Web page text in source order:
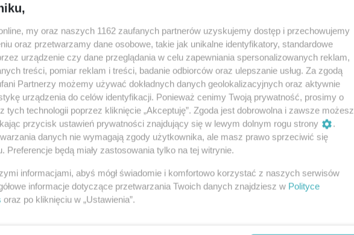
my oraz naszych 1162 zaufanych partnerów uzyskujemy dostęp i przechowujemy
oraz przetwarzamy dane osobowe, takie jak unikalne identyfikatory, standardowe
urządzenie czy dane przeglądania w celu zapewniania spersonalizowanych reklam,
treści, pomiar reklam i treści, badanie odbiorców oraz ulepszanie usług. Za zgodą
Partnerzy możemy używać dokładnych danych geolokalizacyjnych oraz aktywnie
urządzenia do celów identyfikacji. Ponieważ cenimy Twoją prywatność, prosimy o
tych technologii poprzez kliknięcie „Akceptuję”. Zgoda jest dobrowolna i zawsze możesz
przycisk ustawień prywatności znajdujący się w lewym dolnym rogu strony
.
danych nie wymagają zgody użytkownika, ale masz prawo sprzeciwić się
Preferencje będą miały zastosowania tylko na tej witrynie.
informacjami, abyś mógł świadomie i komfortowo korzystać z naszych serwisów
informacje dotyczące przetwarzania Twoich danych znajdziesz w Polityce
oraz po kliknięciu w „Ustawienia”.